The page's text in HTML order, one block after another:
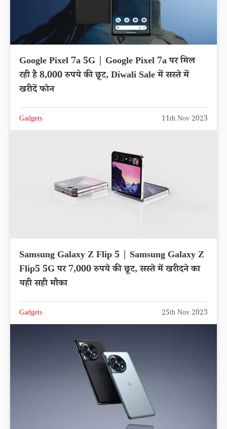
Google Pixel 7a 5G | Google Pixel 7a पर मिल
रही है 8,000 रुपये की छूट, Diwali Sale में सस्ते में
खरीदें फोन
Gadgets 11th Nov 2023
Samsung Galaxy Z Flip 5 | Samsung Galaxy Z
Flip5 5G पर 7,000 रुपये की छूट, सस्ते में खरीदने का
यही सही मौका
Gadgets 25th Nov 2023